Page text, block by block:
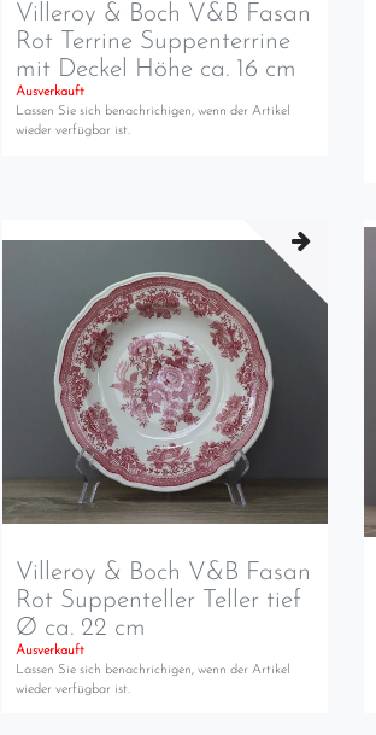
Villeroy & Boch V&B Fasan
Rot Terrine Suppenterrine
mit Deckel Höhe ca. 16 cm
Ausverkauft
Lassen Sie sich benachrichigen, wenn der Artikel
wieder verfügbar ist.
Villeroy & Boch V&B Fasan
Rot Suppenteller Teller tief
Ø ca. 22 cm
Ausverkauft
Lassen Sie sich benachrichigen, wenn der Artikel
wieder verfügbar ist.